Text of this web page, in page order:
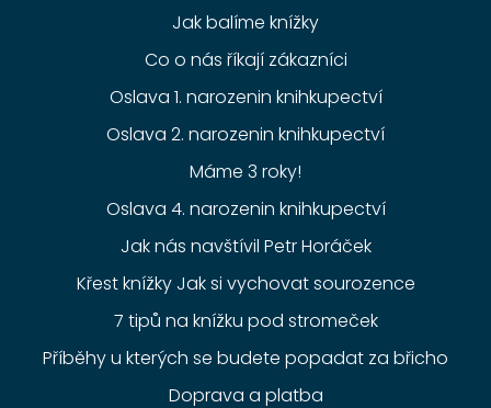
Jak balíme knížky
Co o nás říkají zákazníci
Oslava 1. narozenin knihkupectví
Oslava 2. narozenin knihkupectví
Máme 3 roky!
Oslava 4. narozenin knihkupectví
Jak nás navštívil Petr Horáček
Křest knížky Jak si vychovat sourozence
7 tipů na knížku pod stromeček
Příběhy u kterých se budete popadat za břicho
Doprava a platba